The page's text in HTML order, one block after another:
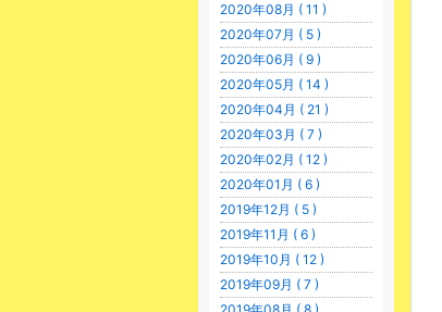
2020年08月 ( 11 )
2020年07月 ( 5 )
2020年06月 ( 9 )
2020年05月 ( 14 )
2020年04月 ( 21 )
2020年03月 ( 7 )
2020年02月 ( 12 )
2020年01月 ( 6 )
2019年12月 ( 5 )
2019年11月 ( 6 )
2019年10月 ( 12 )
2019年09月 ( 7 )